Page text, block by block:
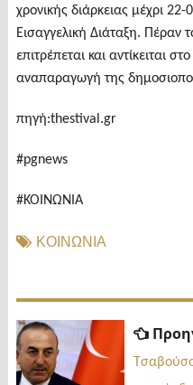
χρονικής διάρκειας μέχρι
Εισαγγελική Διάταξη. Πέραν
επιτρέπεται και αντίκειται
αναπαραγωγή της
πηγή:thestival.gr
#pgnews
#ΚΟΙΝΩΝΙΑ
ΚΟΙΝΩΝΙΑ
Πλοήγηση
άρθρων